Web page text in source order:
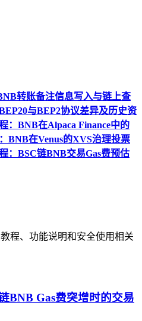
转账备注信息写入与链上查
与BEP2协议差异及历史资
：BNB在Alpaca Finance中的
BNB在Venus的XVS治理投票
：BSC链BNB交易Gas费预估
程、功能说明和安全使用相关
BNB Gas费突增时的交易